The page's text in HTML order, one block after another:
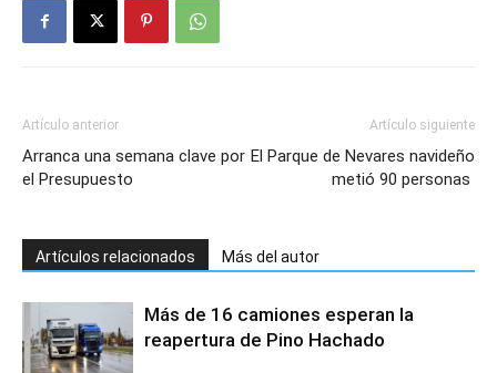
Artículo anterior
Arranca una semana clave por
el Presupuesto
Artículo siguiente
El Parque de Nevares navideño
metió 90 personas
Artículos relacionados Más del autor
Más de 16 camiones esperan la
reapertura de Pino Hachado